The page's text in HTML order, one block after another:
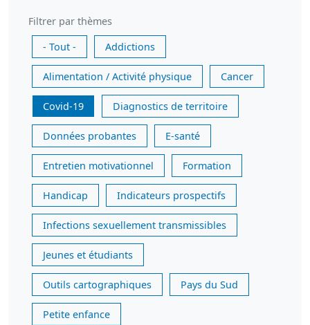
Filtrer par thèmes
- Tout -
Addictions
Alimentation / Activité physique Cancer
Covid-19 Diagnostics de territoire
Données probantes E-santé
Entretien motivationnel Formation
Handicap Indicateurs prospectifs
Infections sexuellement transmissibles
Jeunes et étudiants
Outils cartographiques Pays du Sud
Petite enfance